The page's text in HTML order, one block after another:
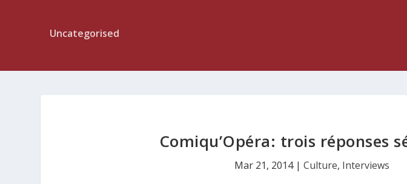
Uncategorised
Comiqu’Opéra: trois réponses
Mar 21, 2014| Culture, Interviews